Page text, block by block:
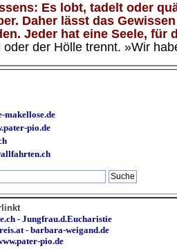
Es lobt, tadelt oder
Daher lässt das
Jeder hat eine Seele,
der Hölle trennt. »Wir
makellose.de
pio.de
-Jungfrau.d.Eucharistie
-barbara-weigand.de
pio.de